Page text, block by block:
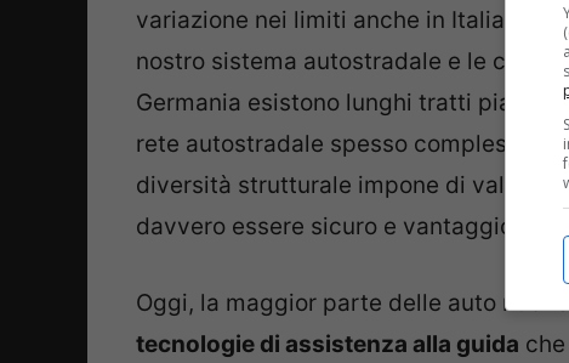
variazione nei limiti anche in Italia,
nostro sistema autostradale e le
Germania esistono lunghi tratti
rete autostradale spesso complessa,
diversità strutturale impone di valutare
davvero essere sicuro e vantaggioso.
Oggi, la maggior parte delle auto
tecnologie di assistenza alla guida